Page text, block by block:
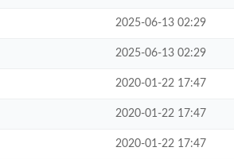
2025-06-13 02:29
2025-06-13 02:29
2020-01-22 17:47
2020-01-22 17:47
2020-01-22 17:47